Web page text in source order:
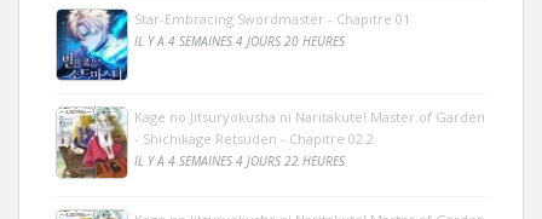
Star-Embracing Swordmaster - Chapitre 01
IL Y A 4 SEMAINES 4 JOURS 20 HEURES
Kage no Jitsuryokusha ni Naritakute! Master of Garden
- Shichikage Retsuden - Chapitre 02.2
IL Y A 4 SEMAINES 4 JOURS 22 HEURES